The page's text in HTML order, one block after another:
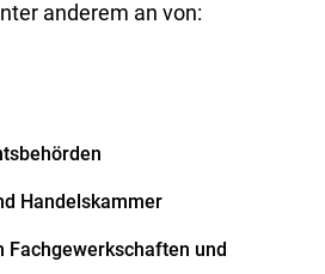
anderem an von:
Handelskammer
Fachgewerkschaften und